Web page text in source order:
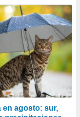
en agosto: sur,